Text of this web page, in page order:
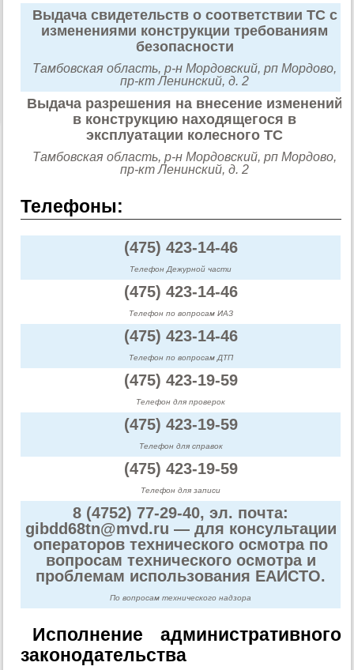
Выдача свидетельств о соответствии ТС с
изменениями конструкции требованиям
безопасности
Тамбовская область, р-н Мордовский, рп Мордово,
пр-кт Ленинский, д. 2
Выдача разрешения на внесение изменений
в конструкцию находящегося в
эксплуатации колесного ТС
Тамбовская область, р-н Мордовский, рп Мордово,
пр-кт Ленинский, д. 2
Телефоны:
(475) 423-14-46
Телефон Дежурной части
(475) 423-14-46
Телефон по вопросам ИАЗ
(475) 423-14-46
Телефон по вопросам ДТП
(475) 423-19-59
Телефон для проверок
(475) 423-19-59
Телефон для справок
(475) 423-19-59
Телефон для записи
8 (4752) 77-29-40, эл. почта:
gibdd68tn@mvd.ru — для консультации
операторов технического осмотра по
вопросам технического осмотра и
проблемам использования ЕАИСТО.
По вопросам технического надзора
Исполнение административного
законодательства